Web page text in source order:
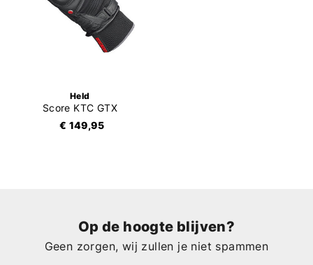
Held
Score KTC GTX
€ 149,95
Op de hoogte blijven?
Geen zorgen, wij zullen je niet spammen